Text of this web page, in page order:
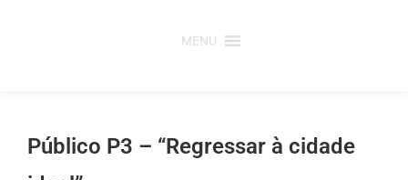
MENU
Público P3 – “Regressar à cidade